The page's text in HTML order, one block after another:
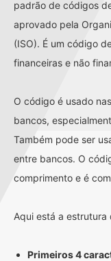
padrão de códigos
aprovado pela
(ISO). É um código
financeiras e não
O código é usado
bancos,
Também pode ser
entre bancos. O
comprimento e é
Aqui está a estrutura
Primeiros 4